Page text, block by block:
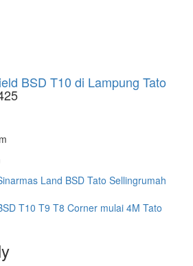
BSD T10 di Lampung Tato
Land BSD Tato Sellingrumah
T10 T9 T8 Corner mulai 4M Tato